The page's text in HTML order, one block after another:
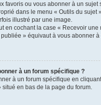
favoris ou vous abonner à un sujet
dans le menu « Outils du sujet
illustré par une image.
en cochant la case « Recevoir une
publiée » équivaut à vous abonner à
à un forum spécifique ?
à un forum spécifique en
situé en bas de la page du forum.